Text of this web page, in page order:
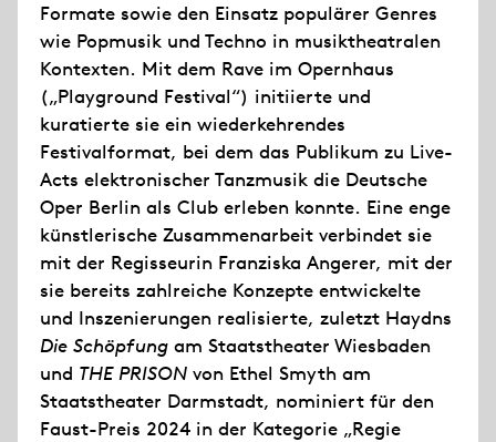
Formate sowie den Einsatz populärer Genres
wie Popmusik und Techno in musiktheatralen
Kontexten. Mit dem Rave im Opernhaus
(„Playground Festival“) initiierte und
kuratierte sie ein wiederkehrendes
Festivalformat, bei dem das Publikum zu Live-
Acts elektronischer Tanzmusik die Deutsche
Oper Berlin als Club erleben konnte. Eine enge
künstlerische Zusammenarbeit verbindet sie
mit der Regisseurin Franziska Angerer, mit der
sie bereits zahlreiche Konzepte entwickelte
und Inszenierungen realisierte, zuletzt Haydns
Die Schöpfung am Staatstheater Wiesbaden
und THE PRISON von Ethel Smyth am
Staatstheater Darmstadt, nominiert für den
Faust-Preis 2024 in der Kategorie „Regie